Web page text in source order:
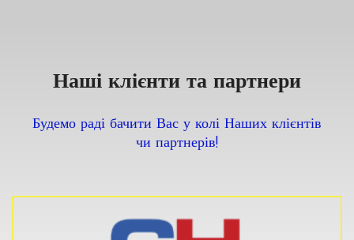
Наші клієнти та партнери
Будемо раді бачити Вас у колі Наших клієнтів
чи партнерів!